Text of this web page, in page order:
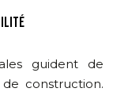
guident de
construction.